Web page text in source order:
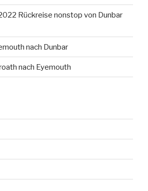
Rückreise nonstop von Dunbar
nach Dunbar
nach Eyemouth